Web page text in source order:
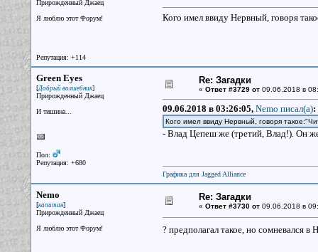
Прирожденный Джаец
Я люблю этот Форум!
Репутация: +114
Кого имел ввиду Нервный, говоря
Green Eyes
[Добрый волшебник]
Прирожденный Джаец
И тишина...
Пол:
Репутация: +680
Re: Загадки
« Ответ #3729 от09.06.2018 в
09.06.2018 в 03:26:05, Nemo писал(a):
Кого имел ввиду Нервный, говоря
- Влад Цепеш же (третий, Влад!). Он
Графика для Jagged Alliance
Nemo
[капитан]
Прирожденный Джаец
Я люблю этот Форум!
Re: Загадки
« Ответ #3730 от09.06.2018 в
? предполагал такое, но сомневался в